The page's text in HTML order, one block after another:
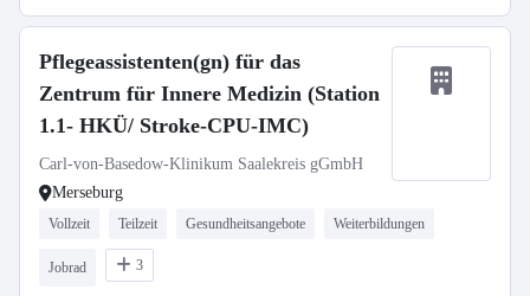
Pflegeassistenten(gn) für das
Zentrum für Innere Medizin (Station
1.1- HKÜ/ Stroke-CPU-IMC)
Carl-von-Basedow-Klinikum Saalekreis gGmbH
Merseburg
Vollzeit Teilzeit Gesundheitsangebote Weiterbildungen
Jobrad 3